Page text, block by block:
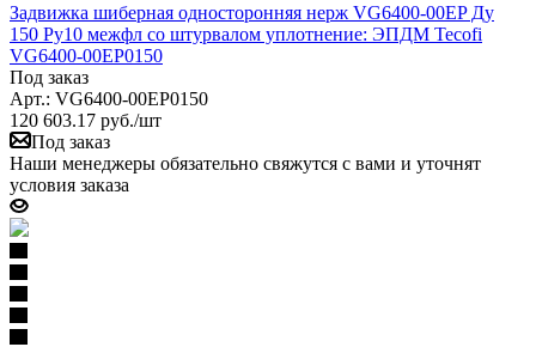
Задвижка шиберная односторонняя нерж VG6400-00EP Ду
150 Ру10 межфл со штурвалом уплотнение: ЭПДМ Tecofi
VG6400-00EP0150
Под заказ
Арт.: VG6400-00EP0150
120 603.17 руб./шт
Под заказ
Наши менеджеры обязательно свяжутся с вами и уточнят
условия заказа